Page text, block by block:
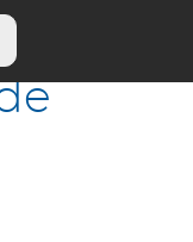
de Gestão